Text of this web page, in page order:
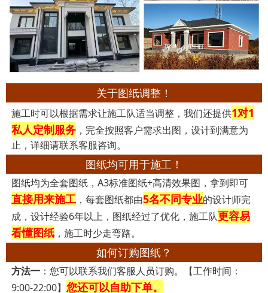
关于图纸调整！
施工时可以根据需求让施工队适当调整，我们还提供1对1
私人定制服务，完全按照客户需求出图，设计到满意为
止，详细请联系客服咨询。
图纸均可用于施工！
图纸均为全套图纸，A3标准图纸+高清效果图，拿到即可
直接用来施工，每套图纸都由5名不同专业的设计师完
成，设计经验6年以上，图纸经过了优化，施工队更容易
看懂图纸，施工时少走弯路。
如何订购图纸？
方法一：您可以联系我们客服人员订购。【工作时间：
9:00-22:00】 您还可以自助下单。